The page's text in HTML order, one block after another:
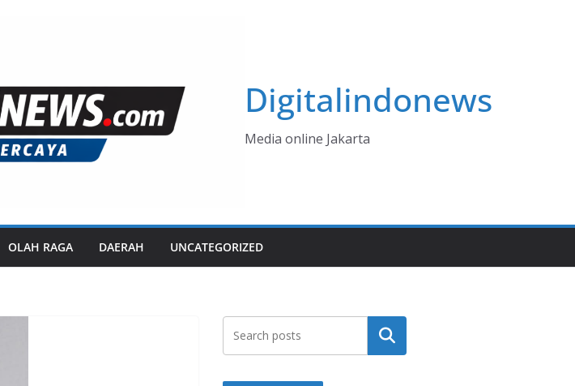
Digitalindonews
Media online Jakarta
OLAH RAGA DAERAH UNCATEGORIZED
Cari